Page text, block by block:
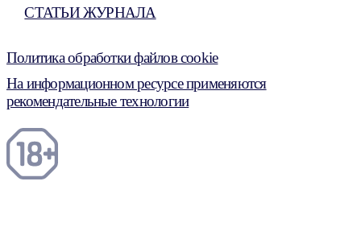
СТАТЬИ ЖУРНАЛА
Политика обработки файлов cookie
На информационном ресурсе применяются
рекомендательные технологии